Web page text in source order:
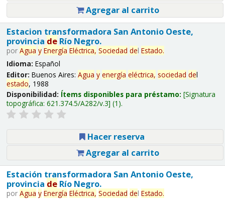
Agregar al carrito
Estacion transformadora San Antonio Oeste,
provincia deRío Negro.
por Agua y Energía Eléctrica, Sociedad del Estado.
Idioma: Español
Editor: Buenos Aires: Agua y energía eléctrica, sociedad del
estado, 1988
Disponibilidad: Ítems disponibles para préstamo: Signatura
topográfica: 621.374.5/A282/v.3 (1).
Hacer reserva
Agregar al carrito
Estación transformadora San Antonio Oeste,
provincia deRío Negro.
por Agua y Energía Eléctrica, Sociedad del Estado.